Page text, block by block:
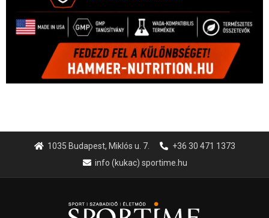
1035 Budapest, Miklós u. 7.
+36 30 471 1373
info (kukac) sportime.hu